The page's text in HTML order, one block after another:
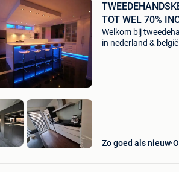
TOT WEL 70%
Welkom bij
in nederland &
Zo goed als nieuw